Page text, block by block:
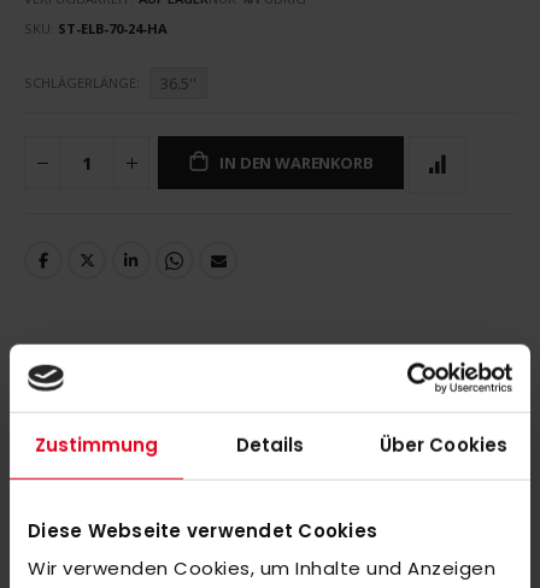
Zustimmung Details Über Cookies
Diese Webseite verwendet Cookies
Wir verwenden Cookies, um Inhalte und Anzeigen
SKU ST-ELB-70-24-HA
SCHLÄGERLÄNGE 36.5''
IN DEN WARENKORB
DETAILS
Y1 ELB 2.0 outdoor 24/25 36.5''
MEHR INFORMATIONEN